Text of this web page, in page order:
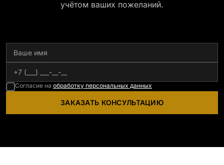
учётом ваших пожеланий.
Согласие на обработку персональных данных
ЗАКАЗАТЬ КОНСУЛЬТАЦИЮ